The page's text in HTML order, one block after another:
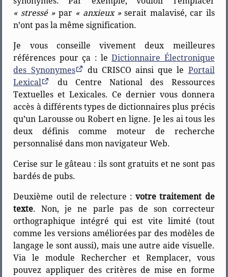
« stressé »par « anxieux »serait malavisé, car ils
n’ont pas la même signification.
Je vous conseille vivement deux meilleures
références pour ça : leDictionnaire Électronique
des Synonymes
du CRISCO ainsi que le Portail
Lexical
du Centre National des Ressources
Textuelles et Lexicales. Ce dernier vous donnera
accès à différents types de dictionnaires plus précis
qu’un Larousse ou Robert en ligne. Je les ai tous les
deux définis comme moteur de recherche
personnalisé dans mon navigateur Web.
Cerise sur le gâteau : ils sont gratuits et ne sont pas
bardés de pubs.
Deuxième outil de relecture :votre traitement de
texte. Non, je ne parle pas de son correcteur
orthographique intégré qui est vite limité (tout
comme les versions améliorées par des modèles de
langage le sont aussi), mais une autre aide visuelle.
Via le module Rechercher et Remplacer, vous
pouvez appliquer des critères de mise en forme